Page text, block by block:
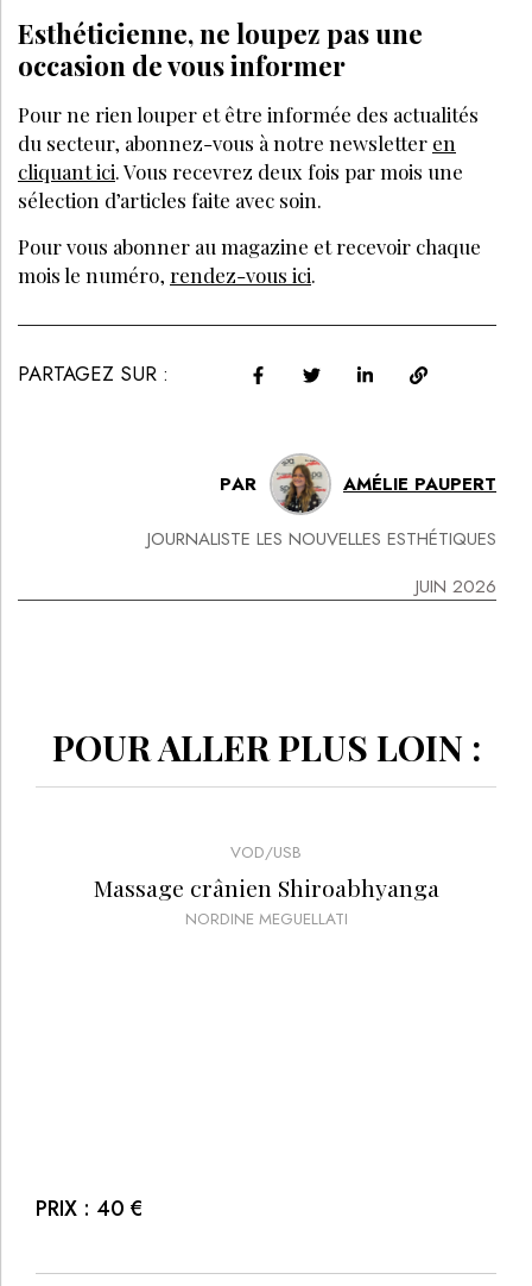
Esthéticienne, ne loupez pas une
occasion de vous informer
Pour ne rien louper et être informée des actualités
du secteur, abonnez-vous à notre newsletter en
cliquant ici. Vous recevrez deux fois par mois une
sélection d’articles faite avec soin.
Pour vous abonner au magazine et recevoir chaque
mois le numéro, rendez-vous ici.
PARTAGEZ SUR :
PAR AMÉLIE PAUPERT
JOURNALISTE LES NOUVELLES ESTHÉTIQUES
JUIN 2026
POUR ALLER PLUS LOIN :
VOD/USB
Massage crânien Shiroabhyanga
NORDINE MEGUELLATI
PRIX : 40 €